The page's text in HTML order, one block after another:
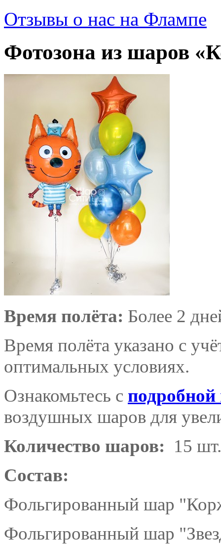
Отзывы о нас на Флампе
Фотозона из шаров
Время полёта: Более 2
Время полёта указано с
оптимальных условиях.
Ознакомьтесь с
воздушных шаров для
Количество шаров: 15 шт.
Состав:
Фольгированный шар
Фольгированный шар